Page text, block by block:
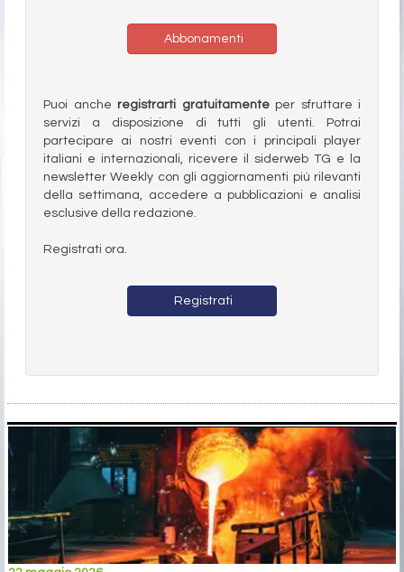
Abbonamenti
Puoi anche registrarti gratuitamenteper sfruttare i
servizi a disposizione di tutti gli utenti. Potrai
partecipare ai nostri eventi con i principali player
italiani e internazionali, ricevere il siderweb TG e la
newsletter Weekly con gli aggiornamenti più rilevanti
della settimana, accedere a pubblicazioni e analisi
esclusive della redazione.
Registrati ora.
Registrati